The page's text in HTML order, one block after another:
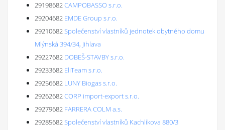
29198682CAMPOBASSO s.r.o.
29204682 EMDE Group s.r.o.
29210682Společenství vlastníků jednotek obytného domu
Mlýnská 394/34, Jihlava
29227682 DOBEŠ-STAVBY s.r.o.
29233682 EliTeam s.r.o.
29256682 LUNY Biogas s.r.o.
29262682CORP import-export s.r.o.
29279682 FARRERA COLM a.s.
29285682Společenství vlastníků Kachlíkova 880/3